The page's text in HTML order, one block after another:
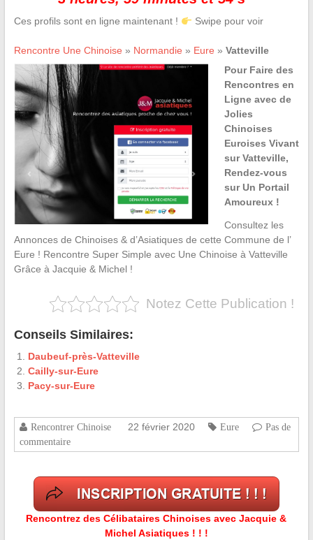
Ces profils sont en ligne maintenant ! Swipe pour voir
Rencontre Une Chinoise » Normandie » Eure » Vatteville
Pour Faire des
Rencontres en
Ligne avec de
Jolies
Chinoises
Euroises Vivant
sur Vatteville,
Rendez-vous
sur Un Portail
Amoureux !
Consultez les
Annonces de Chinoises & d’Asiatiques de cette Commune de l’
Eure ! Rencontre Super Simple avec Une Chinoise à Vatteville
Grâce à Jacquie & Michel !
Notez Cette Publication !
Conseils Similaires:
Daubeuf-près-Vatteville
Cailly-sur-Eure
Pacy-sur-Eure
Rencontrer Chinoise 22 février 2020 Eure
Pas de
commentaire
Rencontrez des Célibataires Chinoises avec Jacquie &
Michel Asiatiques ! ! !